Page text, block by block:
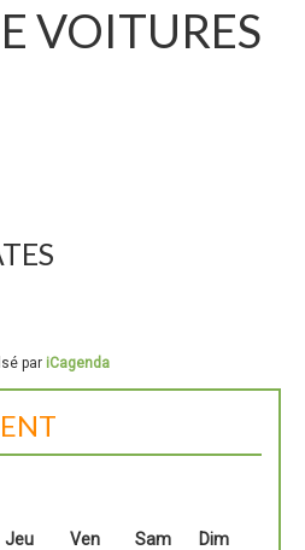
VOITURES
par iCagenda
Jeu Ven Sam
Dim